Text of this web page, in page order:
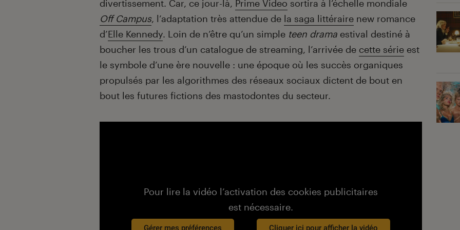
divertissement. Car, ce jour-là, Prime Video sortira à l’échelle mondiale
Off Campus, l’adaptation très attendue de la saga littéraire new romance
d’Elle Kennedy. Loin de n’être qu’un simple teen drama estival destiné à
boucher les trous d’un catalogue de streaming, l’arrivée de cette série est
le symbole d’une ère nouvelle : une époque où les succès organiques
propulsés par les algorithmes des réseaux sociaux dictent de bout en
bout les futures fictions des mastodontes du secteur.
Pour lire la vidéo l’activation des cookies publicitaires
est nécessaire.
Gérer mes préférences Cliquer ici pour afficher la vidéo